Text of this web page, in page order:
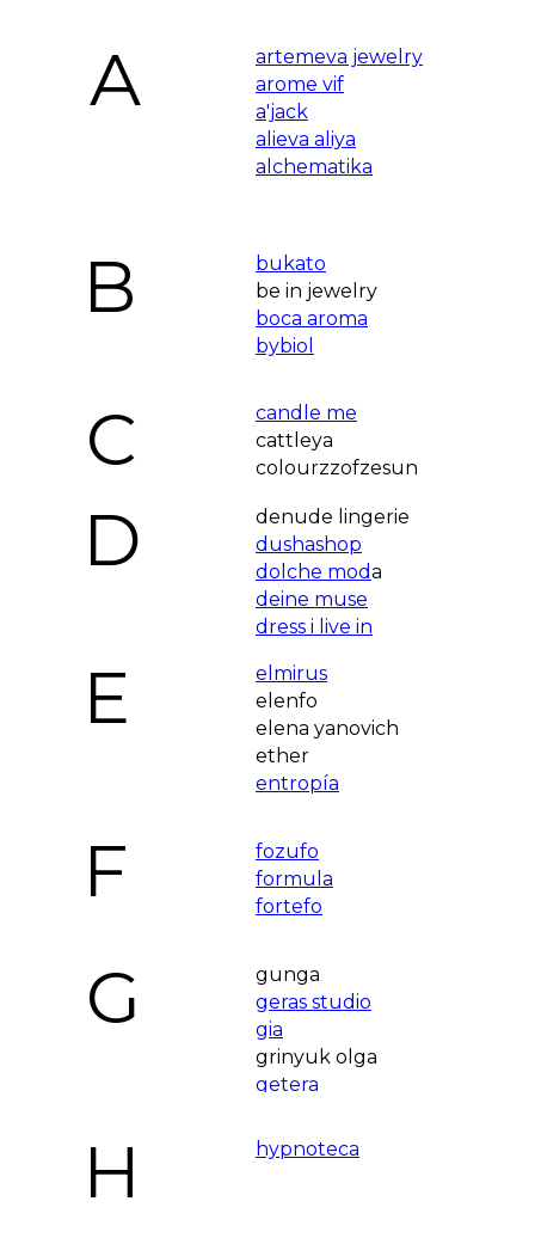
artemeva jewelry
arome vif
a'jack
alieva aliya
alchematika
bukato
be in jewelry
boca aroma
bybiol
candle me
cattleya
colourzzofzesun
A
B
C
fozufo
formula
fortefo
gunga
geras studio
gia
grinyuk olga
getera
denude lingerie
dushashop
dolche moda
deine muse
dress i live in
F
elmirus
elenfo
elena yanovich
ether
entropía
G
D
E
hypnoteca
H